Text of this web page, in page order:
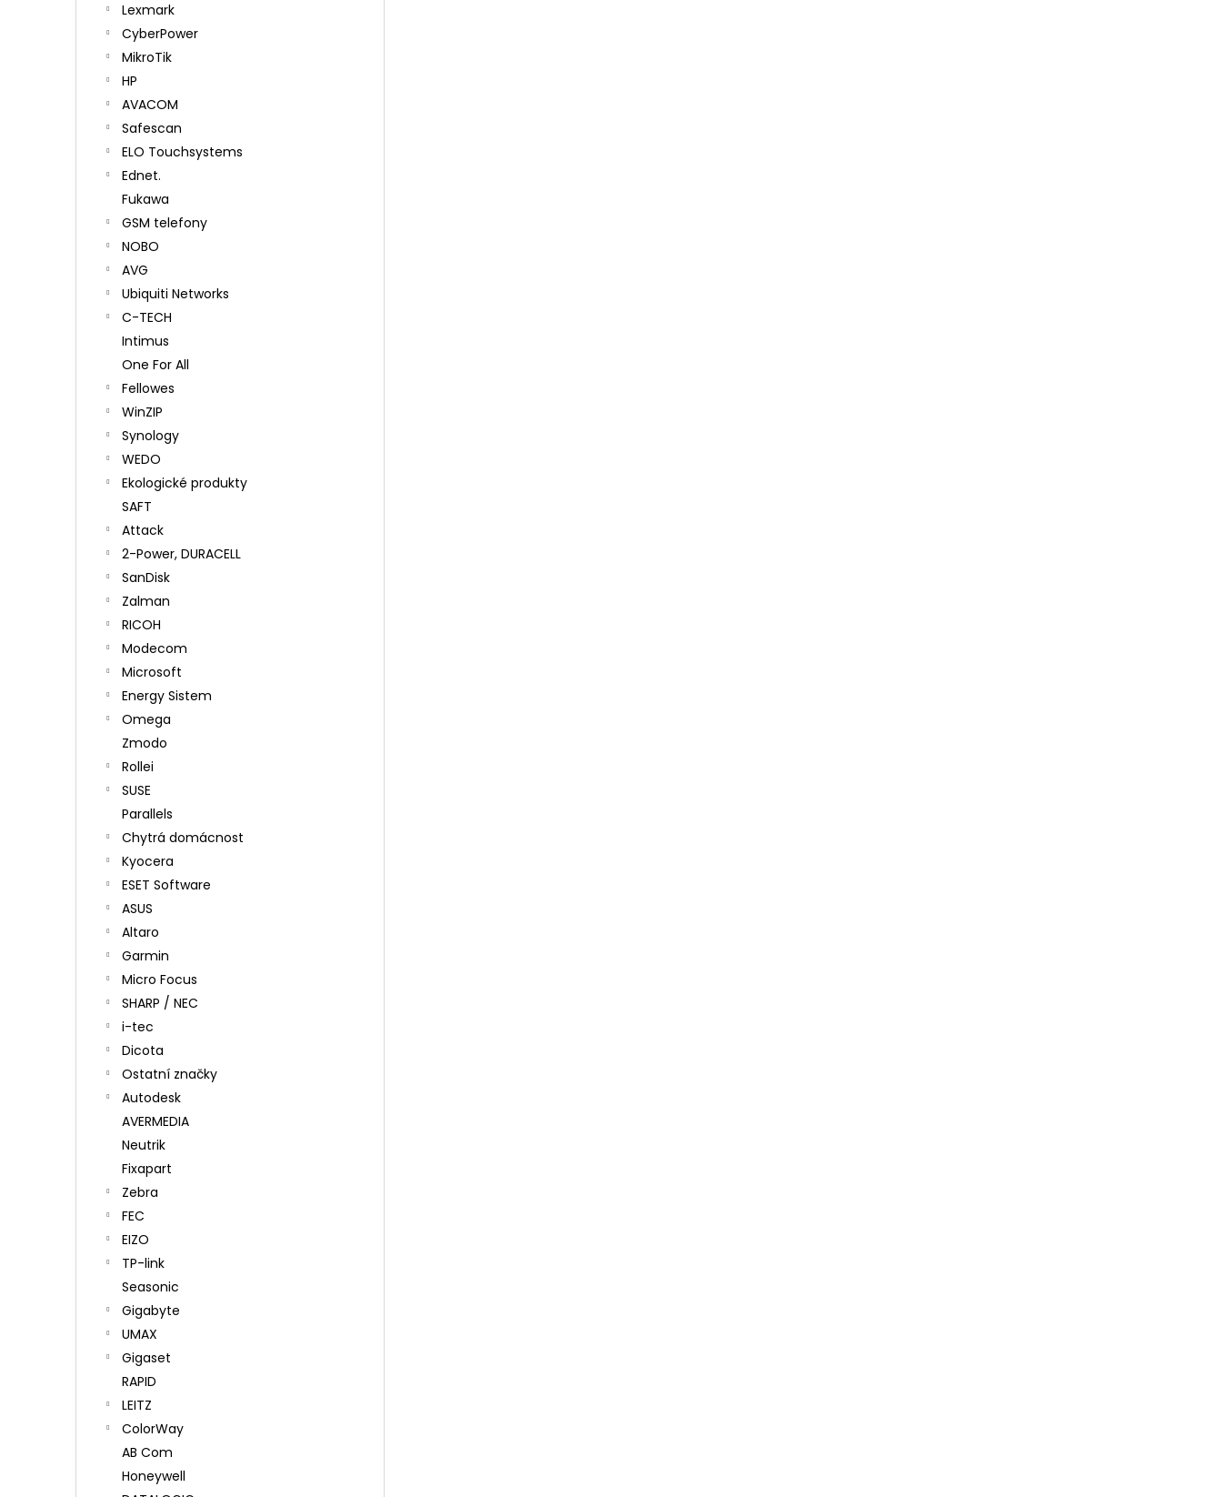
Lexmark
CyberPower
MikroTik
HP
AVACOM
Safescan
ELO Touchsystems
Ednet.
Fukawa
GSM telefony
NOBO
AVG
Ubiquiti Networks
C-TECH
Intimus
One For All
Fellowes
WinZIP
Synology
WEDO
Ekologické produkty
SAFT
Attack
2-Power, DURACELL
SanDisk
Zalman
RICOH
Modecom
Microsoft
Energy Sistem
Omega
Zmodo
Rollei
SUSE
Parallels
Chytrá domácnost
Kyocera
ESET Software
ASUS
Altaro
Garmin
Micro Focus
SHARP / NEC
i-tec
Dicota
Ostatní značky
Autodesk
AVERMEDIA
Neutrik
Fixapart
Zebra
FEC
EIZO
TP-link
Seasonic
Gigabyte
UMAX
Gigaset
RAPID
LEITZ
ColorWay
AB Com
Honeywell